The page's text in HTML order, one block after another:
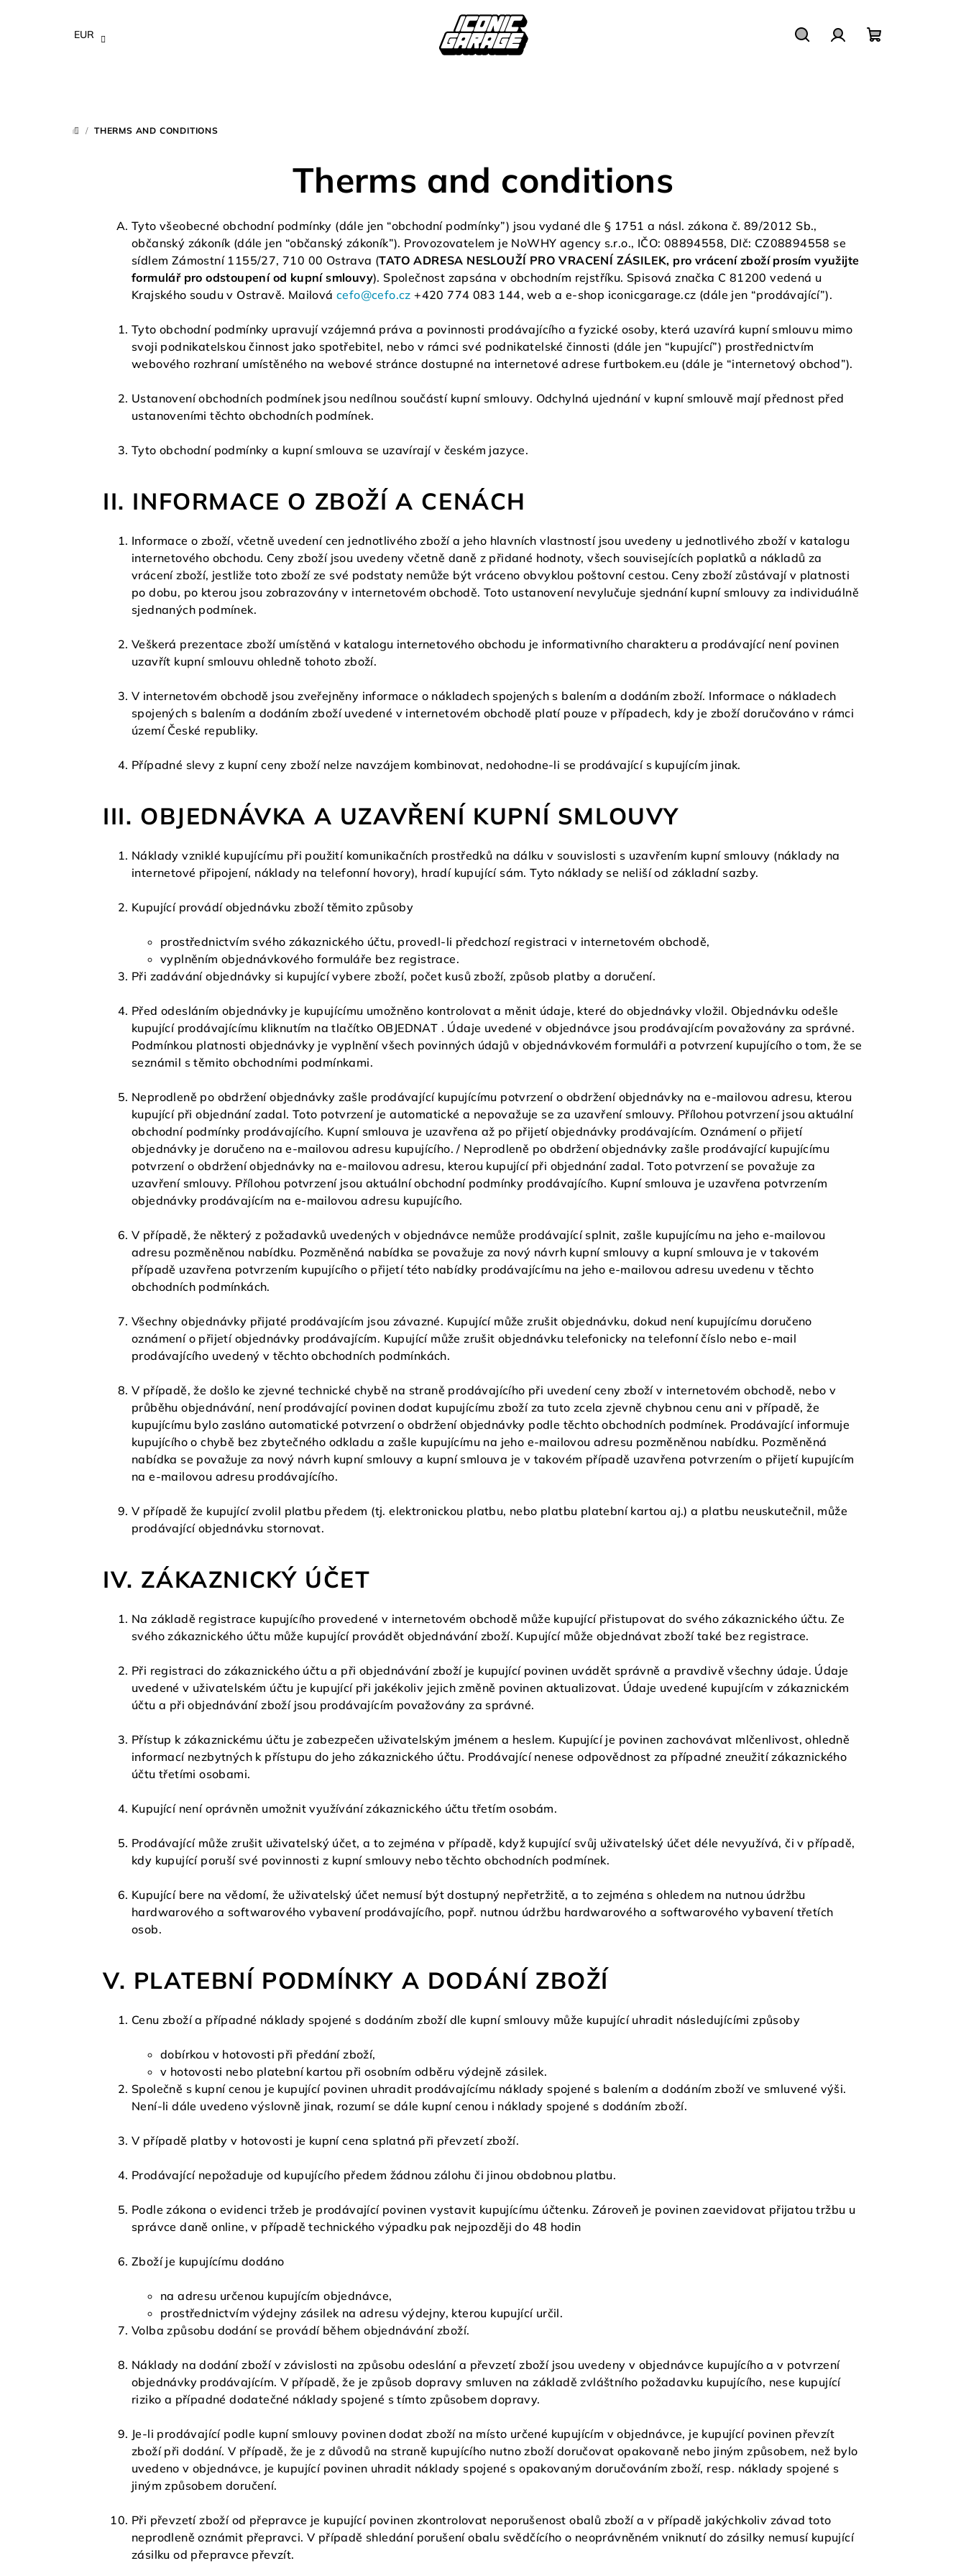
EUR
HOME
/ THERMS AND CONDITIONS
Therms and conditions
Tyto všeobecné obchodní podmínky (dále jen “obchodní podmínky”) jsou vydané dle § 1751 a násl. zákona č. 89/2012 Sb.,
občanský zákoník (dále jen “občanský zákoník”). Provozovatelem je NoWHY agency s.r.o., IČO: 08894558, DIč: CZ08894558 se
sídlem Zámostní 1155/27, 710 00 Ostrava (TATO ADRESA NESLOUŽÍ PRO VRACENÍ ZÁSILEK, pro vrácení zboží prosím využijte
formulář pro odstoupení od kupní smlouvy). Společnost zapsána v obchodním rejstříku. Spisová značka C 81200 vedená u
Krajského soudu v Ostravě. Mailová cefo@cefo.cz +420 774 083 144, web a e-shop iconicgarage.cz (dále jen “prodávající”).
Tyto obchodní podmínky upravují vzájemná práva a povinnosti prodávajícího a fyzické osoby, která uzavírá kupní smlouvu mimo
svoji podnikatelskou činnost jako spotřebitel, nebo v rámci své podnikatelské činnosti (dále jen “kupující”) prostřednictvím
webového rozhraní umístěného na webové stránce dostupné na internetové adrese furtbokem.eu (dále je “internetový obchod”).
Ustanovení obchodních podmínek jsou nedílnou součástí kupní smlouvy. Odchylná ujednání v kupní smlouvě mají přednost před
ustanoveními těchto obchodních podmínek.
Tyto obchodní podmínky a kupní smlouva se uzavírají v českém jazyce.
II. INFORMACE O ZBOŽÍ A CENÁCH
Informace o zboží, včetně uvedení cen jednotlivého zboží a jeho hlavních vlastností jsou uvedeny u jednotlivého zboží v katalogu
internetového obchodu. Ceny zboží jsou uvedeny včetně daně z přidané hodnoty, všech souvisejících poplatků a nákladů za
vrácení zboží, jestliže toto zboží ze své podstaty nemůže být vráceno obvyklou poštovní cestou. Ceny zboží zůstávají v platnosti
po dobu, po kterou jsou zobrazovány v internetovém obchodě. Toto ustanovení nevylučuje sjednání kupní smlouvy za individuálně
sjednaných podmínek.
Veškerá prezentace zboží umístěná v katalogu internetového obchodu je informativního charakteru a prodávající není povinen
uzavřít kupní smlouvu ohledně tohoto zboží.
V internetovém obchodě jsou zveřejněny informace o nákladech spojených s balením a dodáním zboží. Informace o nákladech
spojených s balením a dodáním zboží uvedené v internetovém obchodě platí pouze v případech, kdy je zboží doručováno v rámci
území České republiky.
Případné slevy z kupní ceny zboží nelze navzájem kombinovat, nedohodne-li se prodávající s kupujícím jinak.
III. OBJEDNÁVKA A UZAVŘENÍ KUPNÍ SMLOUVY
Náklady vzniklé kupujícímu při použití komunikačních prostředků na dálku v souvislosti s uzavřením kupní smlouvy (náklady na
internetové připojení, náklady na telefonní hovory), hradí kupující sám. Tyto náklady se neliší od základní sazby.
Kupující provádí objednávku zboží těmito způsoby
prostřednictvím svého zákaznického účtu, provedl-li předchozí registraci v internetovém obchodě,
vyplněním objednávkového formuláře bez registrace.
Při zadávání objednávky si kupující vybere zboží, počet kusů zboží, způsob platby a doručení.
Před odesláním objednávky je kupujícímu umožněno kontrolovat a měnit údaje, které do objednávky vložil. Objednávku odešle
kupující prodávajícímu kliknutím na tlačítko OBJEDNAT . Údaje uvedené v objednávce jsou prodávajícím považovány za správné.
Podmínkou platnosti objednávky je vyplnění všech povinných údajů v objednávkovém formuláři a potvrzení kupujícího o tom, že se
seznámil s těmito obchodními podmínkami.
Neprodleně po obdržení objednávky zašle prodávající kupujícímu potvrzení o obdržení objednávky na e-mailovou adresu, kterou
kupující při objednání zadal. Toto potvrzení je automatické a nepovažuje se za uzavření smlouvy. Přílohou potvrzení jsou aktuální
obchodní podmínky prodávajícího. Kupní smlouva je uzavřena až po přijetí objednávky prodávajícím. Oznámení o přijetí
objednávky je doručeno na e-mailovou adresu kupujícího. / Neprodleně po obdržení objednávky zašle prodávající kupujícímu
potvrzení o obdržení objednávky na e-mailovou adresu, kterou kupující při objednání zadal. Toto potvrzení se považuje za
uzavření smlouvy. Přílohou potvrzení jsou aktuální obchodní podmínky prodávajícího. Kupní smlouva je uzavřena potvrzením
objednávky prodávajícím na e-mailovou adresu kupujícího.
V případě, že některý z požadavků uvedených v objednávce nemůže prodávající splnit, zašle kupujícímu na jeho e-mailovou
adresu pozměněnou nabídku. Pozměněná nabídka se považuje za nový návrh kupní smlouvy a kupní smlouva je v takovém
případě uzavřena potvrzením kupujícího o přijetí této nabídky prodávajícímu na jeho e-mailovou adresu uvedenu v těchto
obchodních podmínkách.
Všechny objednávky přijaté prodávajícím jsou závazné. Kupující může zrušit objednávku, dokud není kupujícímu doručeno
oznámení o přijetí objednávky prodávajícím. Kupující může zrušit objednávku telefonicky na telefonní číslo nebo e-mail
prodávajícího uvedený v těchto obchodních podmínkách.
V případě, že došlo ke zjevné technické chybě na straně prodávajícího při uvedení ceny zboží v internetovém obchodě, nebo v
průběhu objednávání, není prodávající povinen dodat kupujícímu zboží za tuto zcela zjevně chybnou cenu ani v případě, že
kupujícímu bylo zasláno automatické potvrzení o obdržení objednávky podle těchto obchodních podmínek. Prodávající informuje
kupujícího o chybě bez zbytečného odkladu a zašle kupujícímu na jeho e-mailovou adresu pozměněnou nabídku. Pozměněná
nabídka se považuje za nový návrh kupní smlouvy a kupní smlouva je v takovém případě uzavřena potvrzením o přijetí kupujícím
na e-mailovou adresu prodávajícího.
V případě že kupující zvolil platbu předem (tj. elektronickou platbu, nebo platbu platební kartou aj.) a platbu neuskutečnil, může
prodávající objednávku stornovat.
IV. ZÁKAZNICKÝ ÚČET
Na základě registrace kupujícího provedené v internetovém obchodě může kupující přistupovat do svého zákaznického účtu. Ze
svého zákaznického účtu může kupující provádět objednávání zboží. Kupující může objednávat zboží také bez registrace.
Při registraci do zákaznického účtu a při objednávání zboží je kupující povinen uvádět správně a pravdivě všechny údaje. Údaje
uvedené v uživatelském účtu je kupující při jakékoliv jejich změně povinen aktualizovat. Údaje uvedené kupujícím v zákaznickém
účtu a při objednávání zboží jsou prodávajícím považovány za správné.
Přístup k zákaznickému účtu je zabezpečen uživatelským jménem a heslem. Kupující je povinen zachovávat mlčenlivost, ohledně
informací nezbytných k přístupu do jeho zákaznického účtu. Prodávající nenese odpovědnost za případné zneužití zákaznického
účtu třetími osobami.
Kupující není oprávněn umožnit využívání zákaznického účtu třetím osobám.
Prodávající může zrušit uživatelský účet, a to zejména v případě, když kupující svůj uživatelský účet déle nevyužívá, či v případě,
kdy kupující poruší své povinnosti z kupní smlouvy nebo těchto obchodních podmínek.
Kupující bere na vědomí, že uživatelský účet nemusí být dostupný nepřetržitě, a to zejména s ohledem na nutnou údržbu
hardwarového a softwarového vybavení prodávajícího, popř. nutnou údržbu hardwarového a softwarového vybavení třetích
osob.
V. PLATEBNÍ PODMÍNKY A DODÁNÍ ZBOŽÍ
Cenu zboží a případné náklady spojené s dodáním zboží dle kupní smlouvy může kupující uhradit následujícími způsoby
dobírkou v hotovosti při předání zboží,
v hotovosti nebo platební kartou při osobním odběru výdejně zásilek.
Společně s kupní cenou je kupující povinen uhradit prodávajícímu náklady spojené s balením a dodáním zboží ve smluvené výši.
Není-li dále uvedeno výslovně jinak, rozumí se dále kupní cenou i náklady spojené s dodáním zboží.
V případě platby v hotovosti je kupní cena splatná při převzetí zboží.
Prodávající nepožaduje od kupujícího předem žádnou zálohu či jinou obdobnou platbu.
Podle zákona o evidenci tržeb je prodávající povinen vystavit kupujícímu účtenku. Zároveň je povinen zaevidovat přijatou tržbu u
správce daně online, v případě technického výpadku pak nejpozději do 48 hodin
Zboží je kupujícímu dodáno
na adresu určenou kupujícím objednávce,
prostřednictvím výdejny zásilek na adresu výdejny, kterou kupující určil.
Volba způsobu dodání se provádí během objednávání zboží.
Náklady na dodání zboží v závislosti na způsobu odeslání a převzetí zboží jsou uvedeny v objednávce kupujícího a v potvrzení
objednávky prodávajícím. V případě, že je způsob dopravy smluven na základě zvláštního požadavku kupujícího, nese kupující
riziko a případné dodatečné náklady spojené s tímto způsobem dopravy.
Je-li prodávající podle kupní smlouvy povinen dodat zboží na místo určené kupujícím v objednávce, je kupující povinen převzít
zboží při dodání. V případě, že je z důvodů na straně kupujícího nutno zboží doručovat opakovaně nebo jiným způsobem, než bylo
uvedeno v objednávce, je kupující povinen uhradit náklady spojené s opakovaným doručováním zboží, resp. náklady spojené s
jiným způsobem doručení.
Při převzetí zboží od přepravce je kupující povinen zkontrolovat neporušenost obalů zboží a v případě jakýchkoliv závad toto
neprodleně oznámit přepravci. V případě shledání porušení obalu svědčícího o neoprávněném vniknutí do zásilky nemusí kupující
zásilku od přepravce převzít.